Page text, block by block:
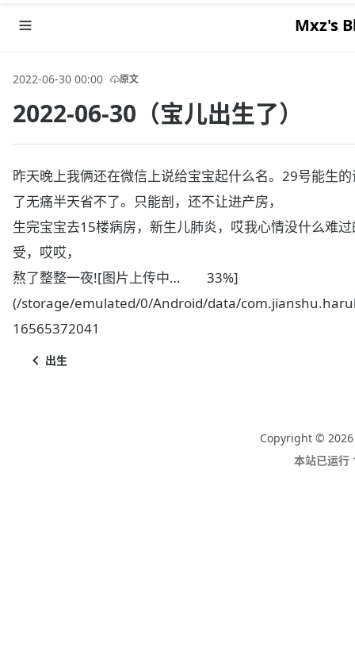
Mxz's
2022-06-30 00:00 原文
2022-06-30（宝儿出生了）
昨天晚上我俩还在微信上说给宝宝起什么名。29号能生
了无痛半天省不了。只能剖，还不让进产房，
生完宝宝去15楼病房，新生儿肺炎，哎我心情没什么难
受，哎哎，
熬了整整一夜![图片上传中… 33%]
(/storage/emulated/0/Android/data/
16565372041
出生
Copyright ©
本站已运行